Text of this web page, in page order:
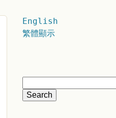
English
繁體顯示